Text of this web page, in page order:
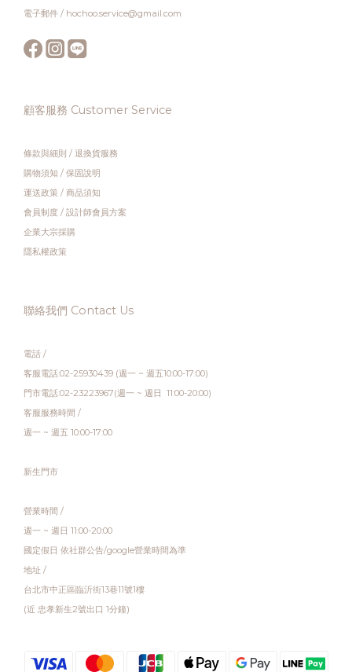
電子郵件 / hochoo.service@gmail.com
顧客服務 Customer Service
條款與細則 / 退換貨服務
購物須知 / 保固說明
運送政策 / 商品須知
會員制度 / 設計師會員方案
企業大宗採購
隱私權政策
聯絡我們 Contact Us
電話 /
客服電話:02-25930439 (週一 ~ 週五10:00-17:00)
門市電話:02-23223967(週一 ~ 週日 11:00-20:00)
客服服務時間 /
週一 ~ 週五 10:00-17:00
新生門市
營業時間 /
週一 ~ 週日 11:00-20:00
國定假日 依社群公告/google營業時間為準
地址 /
台北市中正區臨沂街13巷11號1樓
(近 忠孝新生2號出口 1分鐘)